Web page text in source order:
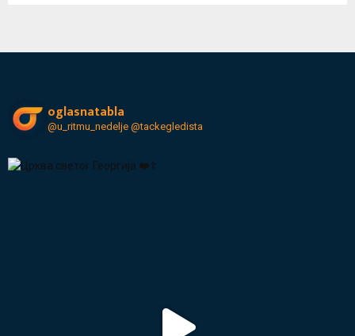
oglasnatabla
@u_ritmu_nedelje @tackegledista